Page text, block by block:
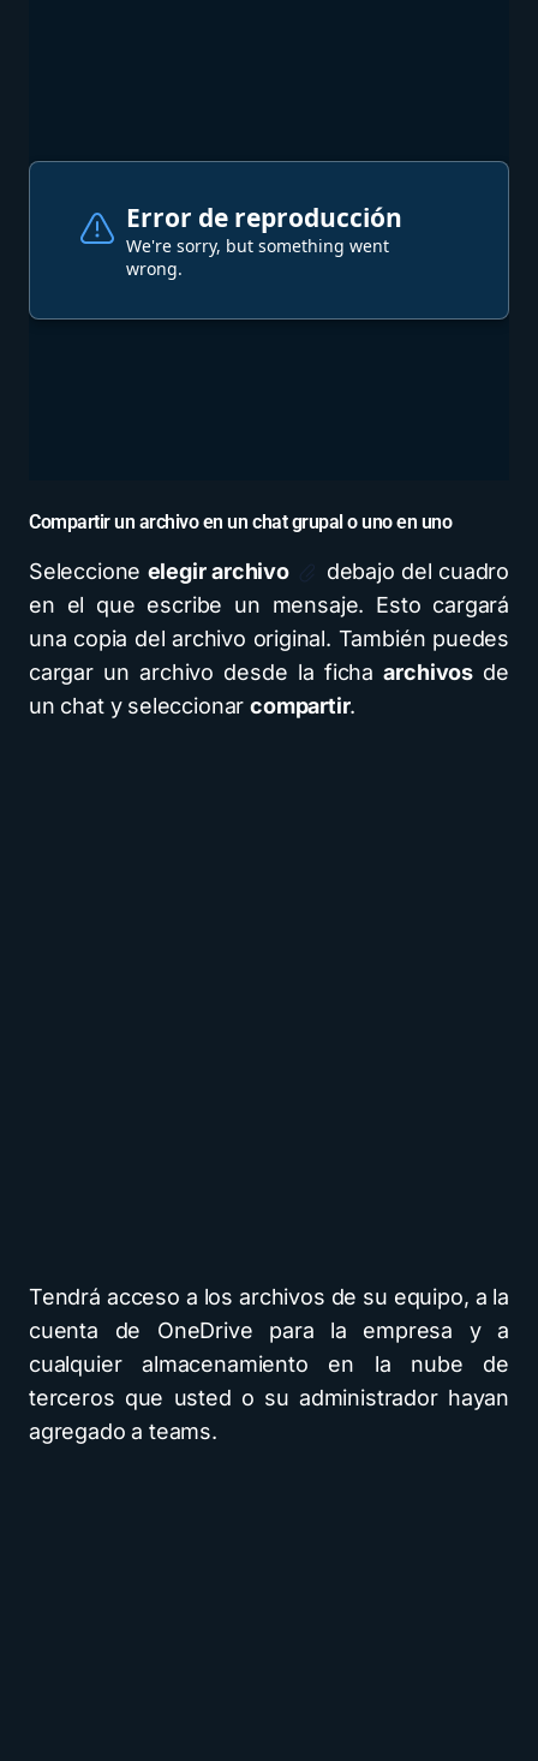
Compartir un archivo en un chat grupal o uno en uno
Seleccione elegir archivo
debajo del cuadro
en el que escribe un mensaje. Esto cargará
una copia del archivo original. También puedes
cargar un archivo desde la fichaarchivosde
un chat y seleccionarcompartir.
Tendrá acceso a los archivos de su equipo, a la
cuenta de OneDrive para la empresa y a
cualquier almacenamiento en la nube de
terceros que usted o su administrador hayan
agregado a teams.